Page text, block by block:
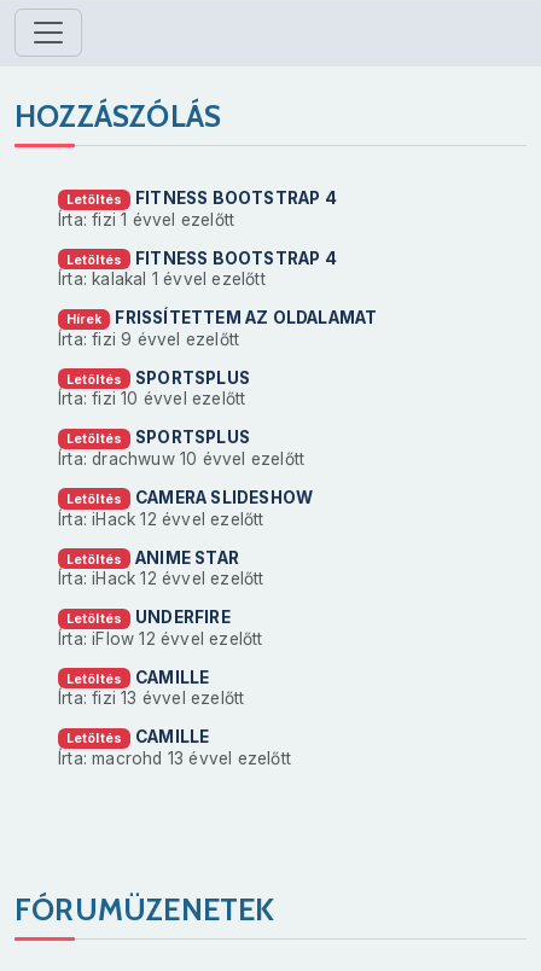
HOZZÁSZÓLÁS
Letöltés
FITNESS BOOTSTRAP 4
Írta: fizi1 évvel ezelőtt
Letöltés
FITNESS BOOTSTRAP 4
Írta: kalakal 1 évvel ezelőtt
Hírek
FRISSÍTETTEM AZ OLDALAMAT
Írta: fizi9 évvel ezelőtt
Letöltés
SPORTSPLUS
Írta: fizi10 évvel ezelőtt
Letöltés
SPORTSPLUS
Írta: drachwuw 10 évvel ezelőtt
Letöltés
CAMERA SLIDESHOW
Írta: iHack12 évvel ezelőtt
Letöltés
ANIME STAR
Írta: iHack12 évvel ezelőtt
Letöltés
UNDERFIRE
Írta: iFlow12 évvel ezelőtt
Letöltés
CAMILLE
Írta: fizi13 évvel ezelőtt
Letöltés
CAMILLE
Írta: macrohd 13 évvel ezelőtt
FÓRUMÜZENETEK